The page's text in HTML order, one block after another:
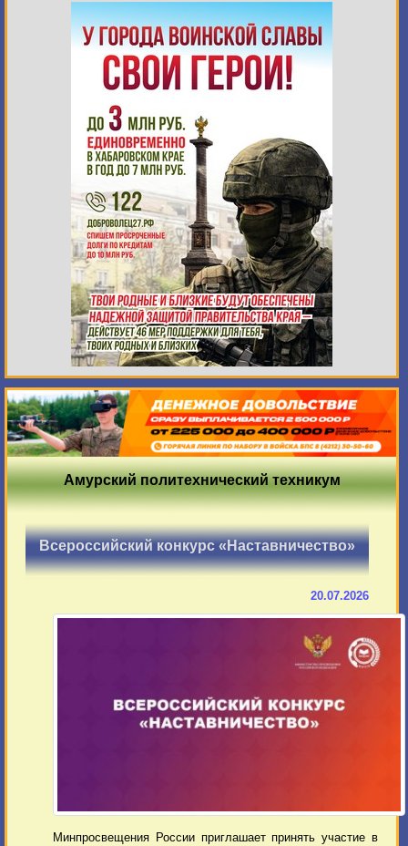
Амурский политехнический техникум
Всероссийский конкурс «Наставничество»
20.07.2026
Минпросвещения России приглашает принять участие в